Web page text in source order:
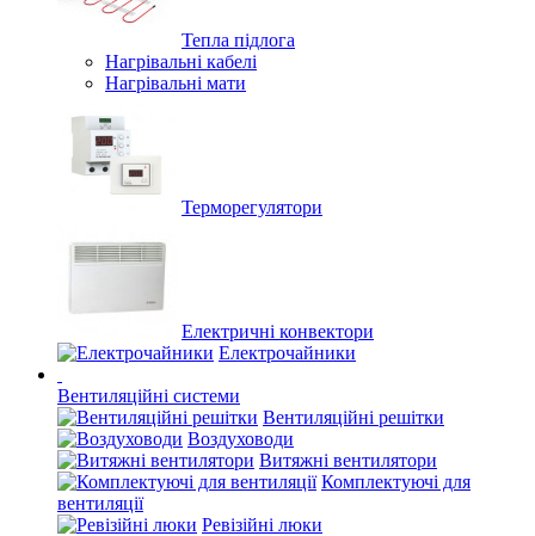
Тепла підлога
Нагрівальні кабелі
Нагрівальні мати
Терморегулятори
Електричні конвектори
Електрочайники
Вентиляційні системи
Вентиляційні решітки
Воздуховоди
Витяжні вентилятори
Комплектуючі для
вентиляції
Ревізійні люки